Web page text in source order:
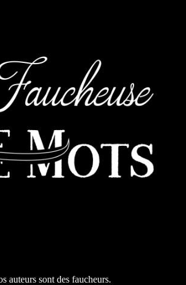
auteurs sont des faucheurs.